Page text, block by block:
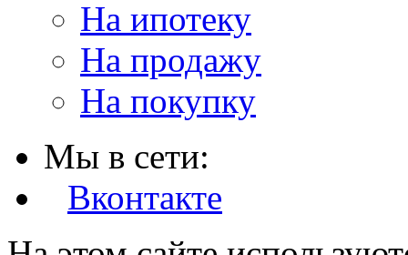
На ипотеку
На продажу
На покупку
Мы в сети:
Вконтакте